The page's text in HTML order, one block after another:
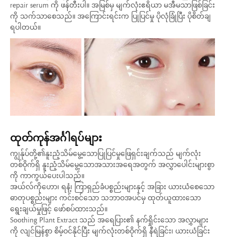
repair serum ကို ဖန်တီးပါ။ အမြစ်မှ မျက်လုံးဧရိယာ မအီမသာဖြစ်ခြင်း
ကို သက်သာစေသည်။ အကြောင်းရင်းက ပြုပြင်မှု ပိုလုံခြုံပြီး ပိုစိတ်ချ
ရပါတယ်။
ထုတ်ကုန်အင်္ဂါရပ်များ
ကျွန်ုပ်တို့၏နူးညံ့သိမ်မွေ့သောပြုပြင်မှုဖြေရှင်းချက်သည် မျက်လုံး
တစ်ဝိုက်ရှိ နူးညံ့သိမ်မွေ့သောအသားအရေအတွက် အလွှာပေါင်းများစွာ
ကို ကာကွယ်ပေးပါသည်။
အယ်လ်ကိုဟော၊ ရနံ့၊ ကြာရှည်ခံပစ္စည်းများနှင့် အခြား ယားယံစေသော
ဓာတုပစ္စည်းများ ကင်းစင်သော သဘာဝအပင်မှ ထုတ်ယူထားသော
ရွေးချယ်မှုဖြင့် ဖော်စပ်ထားသည်။
Soothing Plant Extract သည် အရေပြား၏ နက်ရှိုင်းသော အလွှာများ
ကို လျင်မြန်စွာ စိမ့်ဝင်နိုင်ပြီး မျက်လုံးတစ်ဝိုက်ရှိ နီရဲခြင်း၊ ယားယံခြင်း